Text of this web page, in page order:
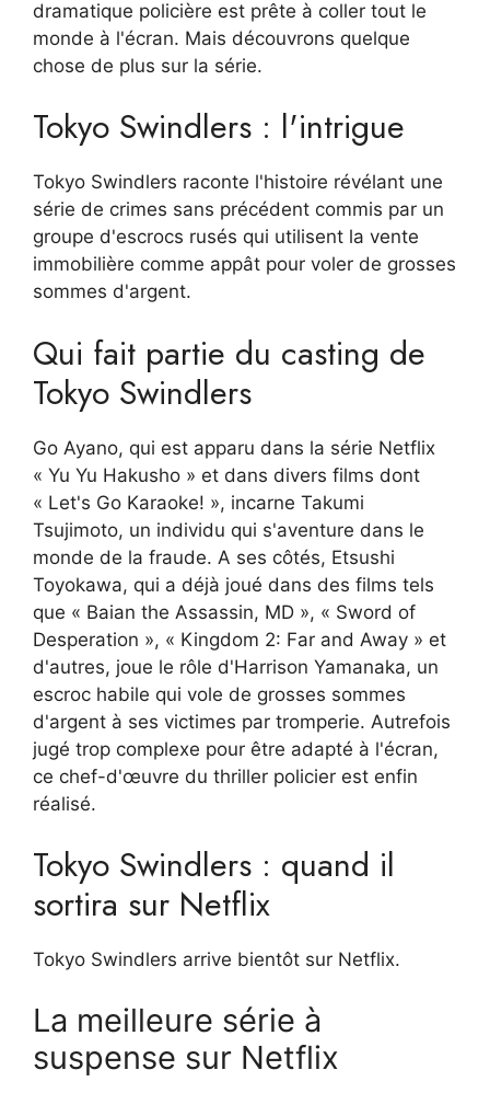
dramatique policière est prête à coller tout le
monde à l'écran. Mais découvrons quelque
chose de plus sur la série. ​
Tokyo Swindlers : l'intrigue
Tokyo Swindlers raconte l'histoire révélant une
série de crimes sans précédent commis par un
groupe d'escrocs rusés qui utilisent la vente
immobilière comme appât pour voler de grosses
sommes d'argent.
Qui fait partie du casting de
Tokyo Swindlers
Go Ayano, qui est apparu dans la série Netflix
« Yu Yu Hakusho » et dans divers films dont
« Let's Go Karaoke! », incarne Takumi
Tsujimoto, un individu qui s'aventure dans le
monde de la fraude. A ses côtés, Etsushi
Toyokawa, qui a déjà joué dans des films tels
que « Baian the Assassin, MD », « Sword of
Desperation », « Kingdom 2: Far and Away » et
d'autres, joue le rôle d'Harrison Yamanaka, un
escroc habile qui vole de grosses sommes
d'argent à ses victimes par tromperie. Autrefois
jugé trop complexe pour être adapté à l'écran,
ce chef-d'œuvre du thriller policier est enfin
réalisé.
Tokyo Swindlers : quand il
sortira sur Netflix
Tokyo Swindlers arrive bientôt sur Netflix.
La meilleure série à
suspense sur Netflix